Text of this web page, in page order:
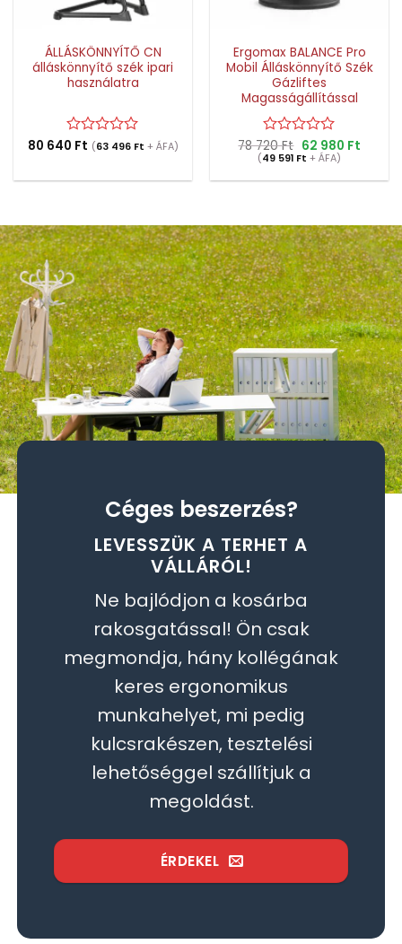
ÁLLÁSKÖNNYÍTŐ CN
álláskönnyítő szék ipari
használatra
Értékelés:
80 640 Ft (63 496 Ft + ÁFA)
Ergomax BALANCE Pro
Mobil Álláskönnyítő Szék
Gázliftes
Magasságállítással
Értékelés:
0
78 720Ft Original
price
78
62 980 Ft
62
(49 591 Ft + ÁFA)
Céges beszerzés?
LEVESSZÜK A TERHET A
VÁLLÁRÓL!
Ne bajlódjon a kosárba
rakosgatással! Ön csak
megmondja, hány kollégának
keres ergonomikus
munkahelyet, mi pedig
kulcsrakészen, tesztelési
lehetőséggel szállítjuk a
megoldást.
ÉRDEKEL